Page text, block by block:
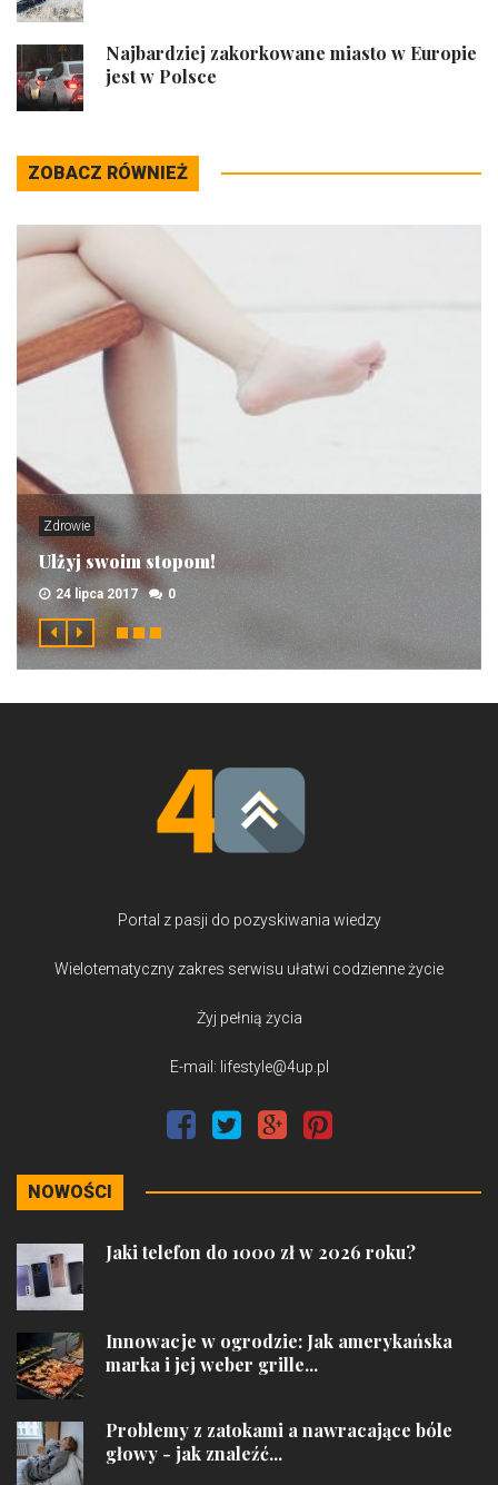
Najbardziej zakorkowane miasto w Europie
jest w Polsce
ZOBACZ RÓWNIEŻ
Zdrowie
Ulżyj swoim stopom!
24 lipca 2017 0
Portal z pasji do pozyskiwania wiedzy
Wielotematyczny zakres serwisu ułatwi codzienne życie
Żyj pełnią życia
E-mail: lifestyle@4up.pl
NOWOŚCI
Jaki telefon do 1000 zł w 2026 roku?
Innowacje w ogrodzie: Jak amerykańska
marka i jej weber grille...
Problemy z zatokami a nawracające bóle
głowy - jak znaleźć...